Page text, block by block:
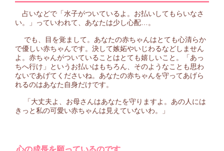
占いなどで「水子がついているよ。お払いしてもらいなさ
い。」っていわれて、あなたは少し心配…。
でも、目を覚まして。あなたの赤ちゃんはとても心清らか
で優しい赤ちゃんです。決して嫉妬やいじわるなどしません
よ。赤ちゃんがついていることはとても嬉しいこと。「あっ
ちへ行け」というお払いはもちろん、そのようなことも思わ
ないであげてくださいね。あなたの赤ちゃんを守ってあげら
れるのはあなた自身だけです。
「大丈夫よ、お母さんはあなたを守りますよ。あの人には
きっと私の可愛い赤ちゃんは見えていないわ。」